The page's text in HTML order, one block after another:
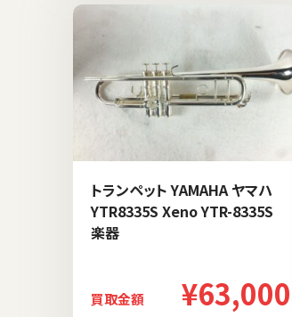
トランペット YAMAHA ヤマハ
YTR8335S Xeno YTR-8335S
楽器
買取金額 ¥63,000